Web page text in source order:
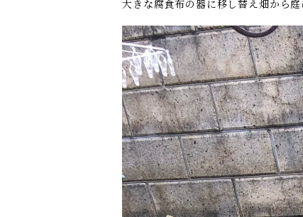
大きな腐食布の器に移し替え畑から庭